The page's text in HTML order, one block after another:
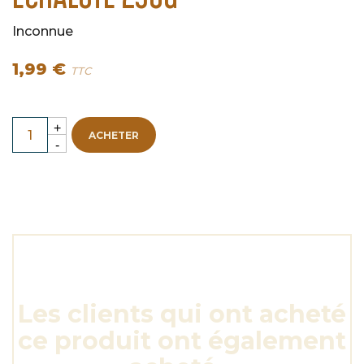
Inconnue
1,99 € TTC
ACHETER
Les clients qui ont acheté
ce produit ont également